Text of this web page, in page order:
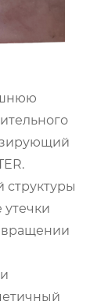
вращении